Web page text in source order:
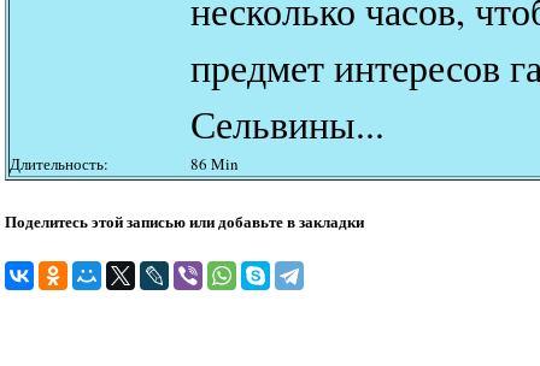
несколько часов,
предмет интересов
Сельвины...
Длительность: 86 Min
Поделитесь этой записью или добавьте в закладки